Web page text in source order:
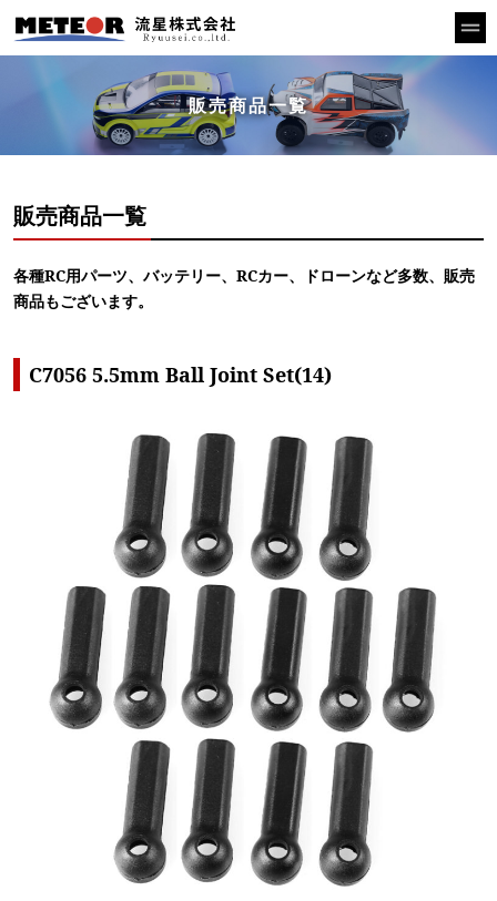
販売商品一覧
販売商品一覧
各種RC用パーツ、バッテリー、RCカー、ドローンなど多数、販売
商品もございます。
C7056 5.5mm Ball Joint Set(14)